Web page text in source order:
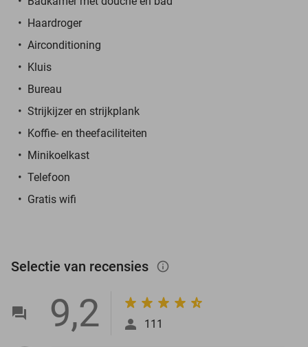
Haardroger
Airconditioning
Kluis
Bureau
Strijkijzer en strijkplank
Koffie- en theefaciliteiten
Minikoelkast
Telefoon
Gratis wifi
Selectie van recensies info_outlined
9,2 111